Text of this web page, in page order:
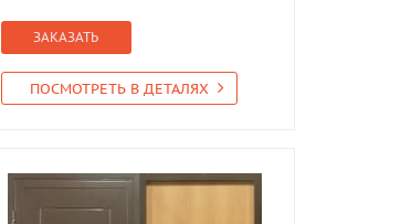
ЗАКАЗАТЬ
ПОСМОТРЕТЬ В ДЕТАЛЯХ